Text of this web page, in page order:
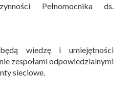
Pełnomocnika ds.
wiedzę i umiejętności
zespołami odpowiedzialnymi
sieciowe.